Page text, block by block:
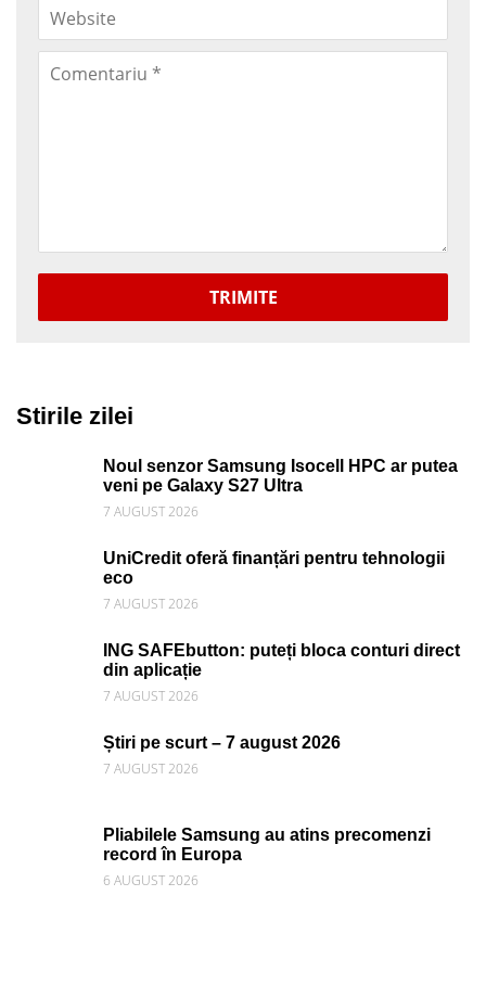
TRIMITE
Stirile zilei
Noul senzor Samsung Isocell HPC ar putea
veni pe Galaxy S27 Ultra
7 AUGUST 2026
UniCredit oferă finanțări pentru tehnologii
eco
7 AUGUST 2026
ING SAFEbutton: puteți bloca conturi direct
din aplicație
7 AUGUST 2026
Știri pe scurt – 7 august 2026
7 AUGUST 2026
Pliabilele Samsung au atins precomenzi
record în Europa
6 AUGUST 2026